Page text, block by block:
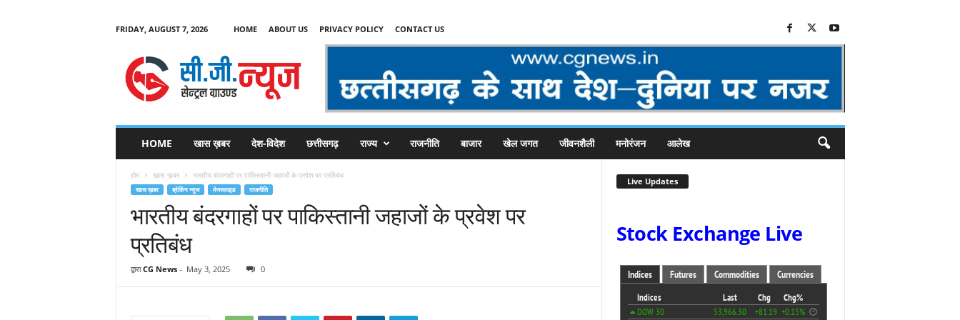
FRIDAY, AUGUST 7, 2026 HOME ABOUT US PRIVACY POLICY CONTACT US
C
HOME खास ख़बर देश-विदेश छत्तीसगढ़ राज्य राजनीति बाजार खेल जगत जीवनशैली मनोरंजन आलेख
होम खास ख़बर भारतीय बंदरगाहों पर पाकिस्तानी जहाजों के प्रवेश पर प्रतिबंध
खास ख़बर ब्रेकिंग न्यूज मेनस्लाइड राजनीति
भारतीय बंदरगाहों पर पाकिस्तानी जहाजों के प्रवेश पर
प्रतिबंध
द्वारा CG News- May 3, 2025 0
Live Updates
Stock Exchange Live